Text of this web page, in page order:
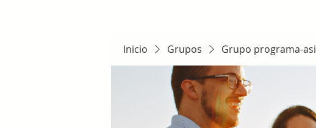
Inicio Grupos Grupo programa-asi